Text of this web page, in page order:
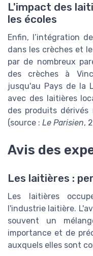
L'impact des
les écoles
Enfin, l’intégration
dans les crèches et
par de nombreux
des crèches à
jusqu'au Pays de la
avec des laitières
des produits dérivés
(source : Le Parisien,
Avis des
Les laitières :
Les laitières
l'industrie laitière.
souvent un
importance et de
auxquels elles sont